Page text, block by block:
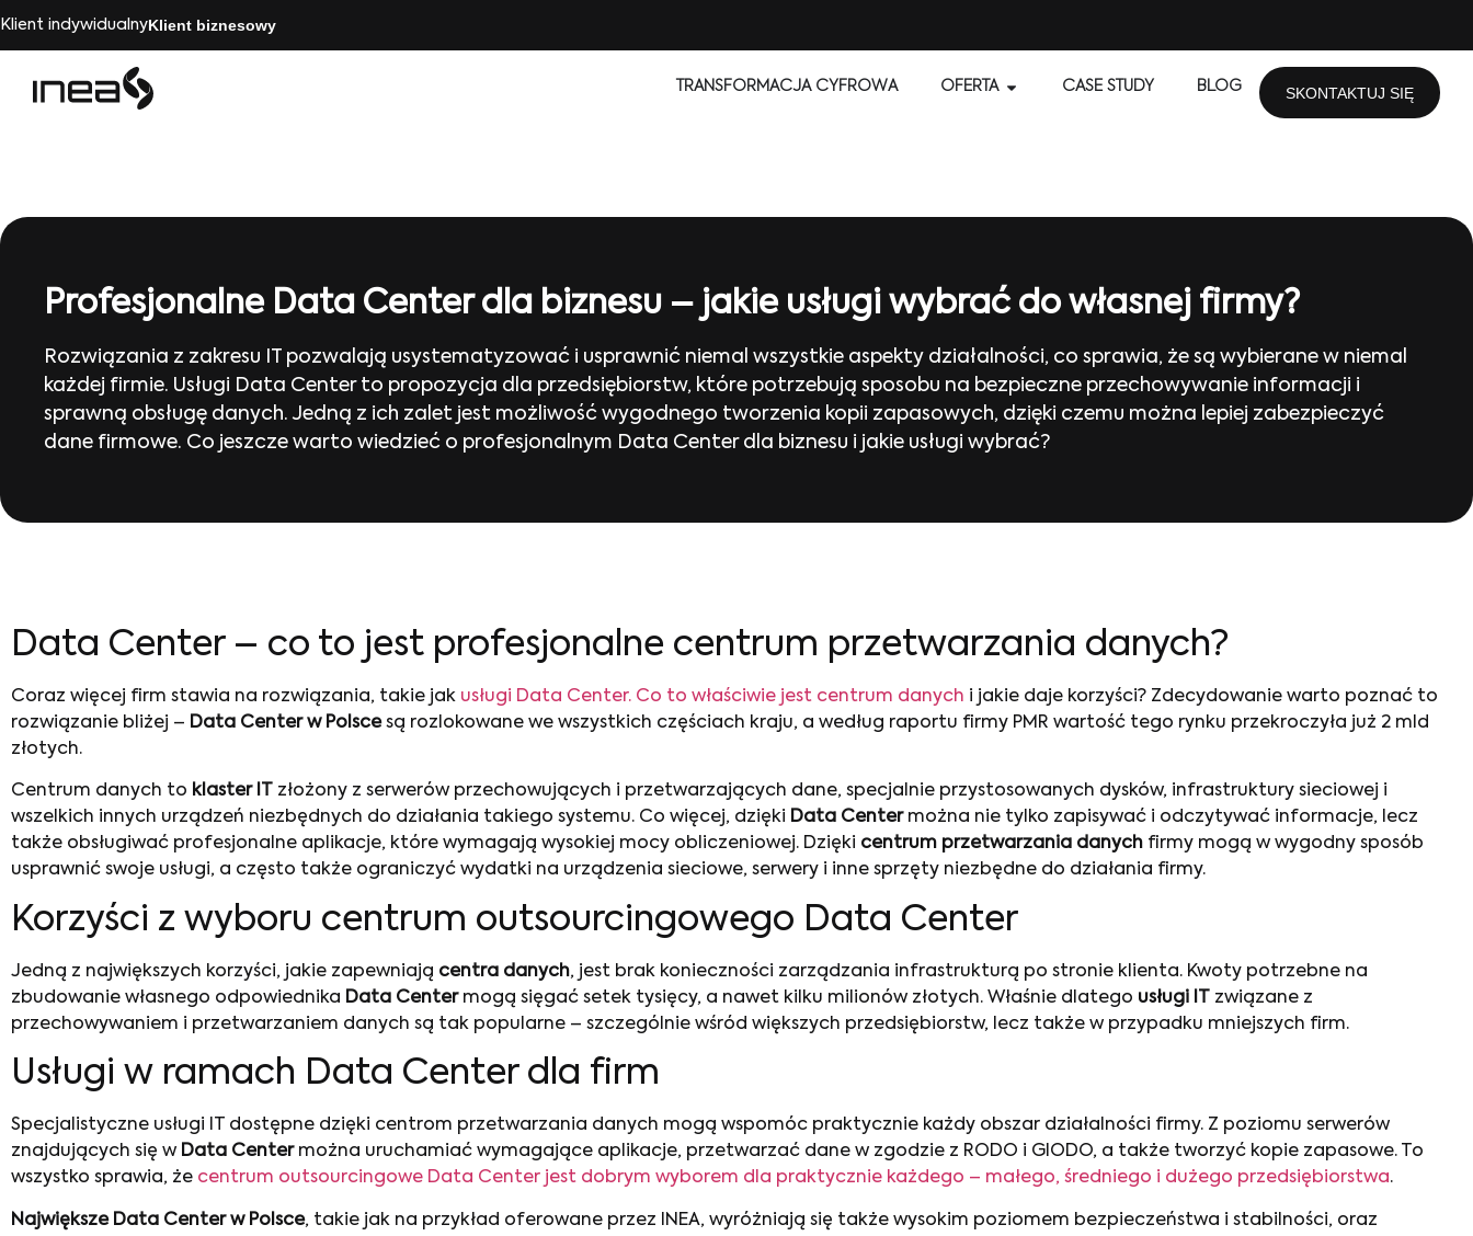
Klient indywidualnyKlient biznesowy
TRANSFORMACJA CYFROWA OFERTA CASE STUDY BLOG SKONTAKTUJ SIĘ
Profesjonalne Data Center dla biznesu – jakie usługi wybrać do własnej firmy?
Rozwiązania z zakresu IT pozwalają usystematyzować i usprawnić niemal wszystkie aspekty działalności, co sprawia, że są wybierane w niemal
każdej firmie. Usługi Data Center to propozycja dla przedsiębiorstw, które potrzebują sposobu na bezpieczne przechowywanie informacji i
sprawną obsługę danych. Jedną z ich zalet jest możliwość wygodnego tworzenia kopii zapasowych, dzięki czemu można lepiej zabezpieczyć
dane firmowe. Co jeszcze warto wiedzieć o profesjonalnym Data Center dla biznesu i jakie usługi wybrać?
Data Center – co to jest profesjonalne centrum przetwarzania danych?
Coraz więcej firm stawia na rozwiązania, takie jak usługi Data Center. Co to właściwie jest centrum danych i jakie daje korzyści? Zdecydowanie warto poznać to
rozwiązanie bliżej – Data Center w Polscesą rozlokowane we wszystkich częściach kraju, a według raportu firmy PMR wartość tego rynku przekroczyła już 2 mld
złotych.
Centrum danych to klaster IT złożony z serwerów przechowujących i przetwarzających dane, specjalnie przystosowanych dysków, infrastruktury sieciowej i
wszelkich innych urządzeń niezbędnych do działania takiego systemu. Co więcej, dzięki Data Centermożna nie tylko zapisywać i odczytywać informacje, lecz
także obsługiwać profesjonalne aplikacje, które wymagają wysokiej mocy obliczeniowej. Dzięki centrum przetwarzania danych firmy mogą w wygodny sposób
usprawnić swoje usługi, a często także ograniczyć wydatki na urządzenia sieciowe, serwery i inne sprzęty niezbędne do działania firmy.
Korzyści z wyboru centrum outsourcingowego Data Center
Jedną z największych korzyści, jakie zapewniają centra danych, jest brak konieczności zarządzania infrastrukturą po stronie klienta. Kwoty potrzebne na
zbudowanie własnego odpowiednika Data Centermogą sięgać setek tysięcy, a nawet kilku milionów złotych. Właśnie dlatego usługi IT
związane z
przechowywaniem i przetwarzaniem danych są tak popularne – szczególnie wśród większych przedsiębiorstw, lecz także w przypadku mniejszych firm.
Usługi w ramach Data Center dla firm
Specjalistyczne usługi IT dostępne dzięki centrom przetwarzania danych mogą wspomóc praktycznie każdy obszar działalności firmy. Z poziomu serwerów
znajdujących się w Data Centermożna uruchamiać wymagające aplikacje, przetwarzać dane w zgodzie z RODO i GIODO, a także tworzyć kopie zapasowe. To
wszystko sprawia, że centrum outsourcingowe Data Center jest dobrym wyborem dla praktycznie każdego – małego, średniego i dużego przedsiębiorstwa.
Największe Data Center w Polsce, takie jak na przykład oferowane przez INEA, wyróżniają się także wysokim poziomem bezpieczeństwa i stabilności, oraz